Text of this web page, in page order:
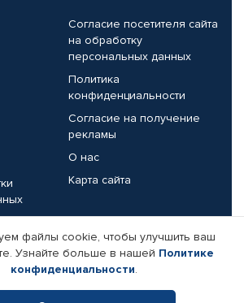
Согласие посетителя сайта
на обработку
персональных данных
Политика
конфиденциальности
Согласие на получение
рекламы
О нас
Карта сайта
Реквизиты компании
файлы cookie, чтобы улучшить ваш
Узнайте больше в нашей Политике
конфиденциальности.